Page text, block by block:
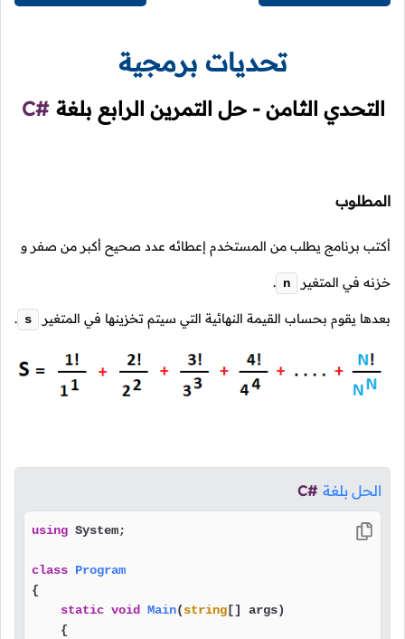
تحديات برمجية
التحدي الثامن - حل التمرين الرابع بلغة C#
المطلوب
أكتب برنامج يطلب من المستخدم إعطائه عدد صحيح أكبر من صفر و
خزنه في المتغير n
.
بعدها يقوم بحساب القيمة النهائية التي سيتم تخزينها في المتغير s
.
الحل بلغة C#
using System;
class Program
{
static void Main(string[] args)
    {